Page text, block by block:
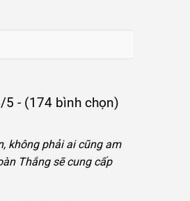
5 - (174 bình chọn)
không phải ai cũng am
Thắng sẽ cung cấp